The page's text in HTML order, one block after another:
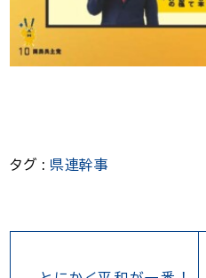
タグ : 県連幹事